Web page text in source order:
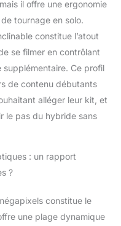
ET VIDÉO
–
SOUS
des vidéos
6K
netteté et une
ou
de
et de détail
offre aux
hybrides la
il offre une ergonomie
tournage en solo.
constitue l’atout
se filmer en contrôlant
Ce profil
de contenu débutants
alléger leur kit, et
le pas du hybride sans
: un rapport
?
constitue le
une plage dynamique